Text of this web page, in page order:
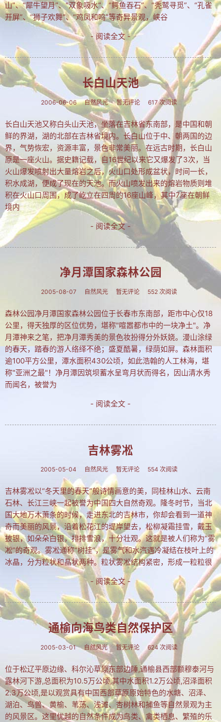
归档
链接
留言
返回旧版
历史留言
留言本
Yaner's blog
山”、“犀牛望月”、“双象吸水”、“鳄鱼吞石”、“秃鹫寻觅”、“孔雀
开屏”、“狮子欢舞”、“鸡凤和鸣”等奇异景观，峡谷
- 阅读全文 -
长白山天池
2006-06-06 自然风光 暂无评论 617 次阅读
长白山天池又称白头山天池，坐落在吉林省东南部，是中国和朝
鲜的界湖，湖的北部在吉林省境内。长白山位于中、朝两国的边
界，气势恢宏，资源丰富，景色非常美丽。在远古时期，长白山
原是一座火山。据史籍记载，自16世纪以来它又爆发了3次，当
火山爆发喷射出大量熔岩之后，火山口处形成盆状，时间一长，
积水成湖，便成了现在的天池。而火山喷发出来的熔岩物质则堆
积在火山口周围，成了屹立在四周的16座山峰，其中7座在朝鲜
境内
- 阅读全文 -
净月潭国家森林公园
2005-08-07 自然风光 暂无评论 552 次阅读
森林公园净月潭国家森林公园位于长春市东南部，距市中心仅18
公里，得天独厚的区位优势，堪称"喧嚣都市中的一块净土"。净
月潭神来之笔，把净月潭秀美的景色妆扮得分外妖娆。漫山涂绿
的春天，踏春的游人络绎不绝；盛夏酷暑，绿荫如屏。森林面积
逾100平方公里，潭水面积430公顷，如此浩翰的人工林海，堪
称"亚洲之最"！净月潭因筑坝蓄水呈弯月状而得名，因山清水秀
而闻名，被誉为
- 阅读全文 -
吉林雾凇
2005-05-04 自然风光 暂无评论 554 次阅读
吉林雾凇以“冬天里的春天”般诗情画意的美，同桂林山水、云南
石林、长江三峡一起被誉为中国四大自然奇观。隆冬时节，当北
国大地万木萧条的时候，走进东北的吉林市，你却会看到一道神
奇而美丽的风景，沿着松花江的堤岸望去，松柳凝霜挂雪，戴玉
披银，如朵朵白银，排排雪浪，十分壮观。这就是被人们称为“雾
凇”的奇观。雾凇通称“树挂”，是雾气和水汽遇冷凝结在枝叶上的
冰晶，分为粒状和晶状两种。粒状雾凇结构紧密，形成一粒粒很
- 阅读全文 -
通榆向海鸟类自然保护区
2005-03-01 自然风光 暂无评论 624 次阅读
位于松辽平原边缘、科尔沁草原东部边陲,通榆县西部额穆泰河与
露林河下游,总面积为10.5万公顷,其中水面积1.2万公顷,沼泽面积
2.3万公顷,是以观赏具有中国西部草原原始特色的水塘、沼泽、
湖泊、鸟兽、黄榆、苇荡、浅滩、杏树林和捕鱼等自然景观为主
的风景区。这里优越的自然条件成为鸟类、禽类栖息、繁殖的乐